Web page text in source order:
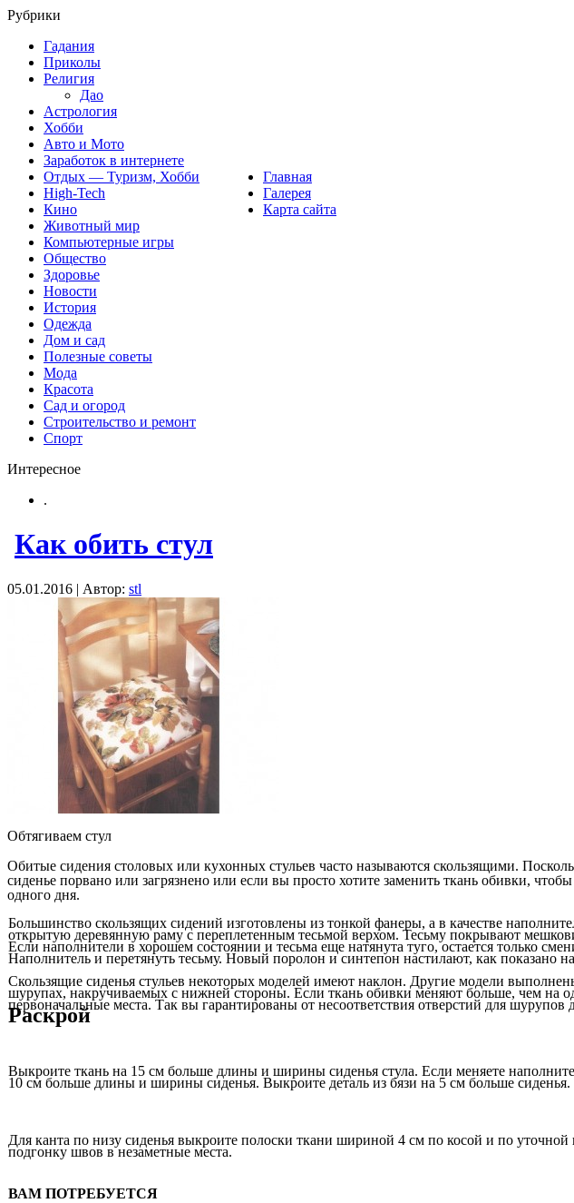
Главная
Галерея
Карта сайта
Рубрики
Гадания
Приколы
Религия
Дао
Астрология
Хобби
Авто и Мото
Заработок в интернете
Отдых — Туризм, Хобби
High-Tech
Кино
Животный мир
Компьютерные игры
Общество
Здоровье
Новости
История
Одежда
Дом и сад
Полезные советы
Мода
Красота
Сад и огород
Строительство и ремонт
Спорт
Интересное
.
Как обить стул
05.01.2016 | Автор: stl
Обтягиваем стул
Обитые сидения столовых или кухонных стульев часто называются скользящими.
сиденье порвано или загрязнено или если вы просто хотите заменить ткань обивки,
одного дня.
Большинство скользящих сидений изготовлены из тонкой фанеры, а в качестве
открытую деревянную раму с переплетенным тесьмой верхом. Тесьму покрывают
Если наполнители в хорошем состоянии и тесьма еще натянута туго, остается только
Наполнитель и перетянуть тесьму. Новый поролон и синтепон настилают, как показано
Скользящие сиденья стульев некоторых моделей имеют наклон. Другие модели
шурупах, накручиваемых с нижней стороны. Если ткань обивки меняют больше, чем на
первоначальные места. Так вы гарантированы от несоответствия отверстий для шурупов
Раскрой
Выкроите ткань на 15 см больше длины и ширины сиденья стула. Если меняете
10 см больше длины и ширины сиденья. Выкроите деталь из бязи на 5 см больше сиденья.
Для канта по низу сиденья выкроите полоски ткани шириной 4 см по косой и по
подгонку швов в незаметные места.
ВАМ ПОТРЕБУЕТСЯ